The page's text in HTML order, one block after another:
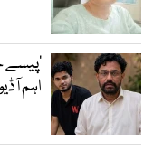
’پیسے
اہم